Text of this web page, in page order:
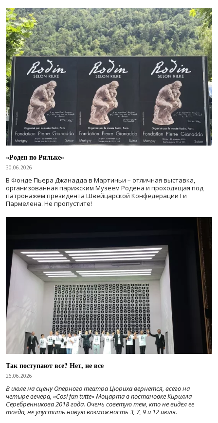
«Роден по Рильке»
30.06.2026
В Фонде Пьера Джанадда в Мартиньи – отличная выставка,
организованная парижским Музеем Родена и проходящая под
патронажем президента Швейцарской Конфедерации Ги
Пармелена. Не пропустите!
Так поступают все? Нет, не все
26.06.2026
В июле на сцену Оперного театра Цюриха вернется, всего на
четыре вечера, «Cosí fan tutte» Моцарта в постановке Кирилла
Серебренникова 2018 года. Очень советую тем, кто не видел ее
тогда, не упустить новую возможность 3, 7, 9 и 12 июля.